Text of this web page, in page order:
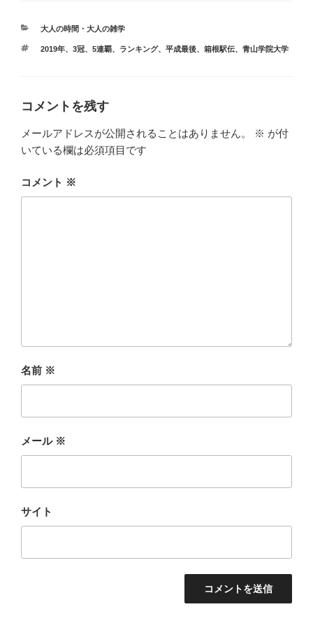
カ
ゴ
大人の時間・大人の雑学
タ
2019年、 3冠、 5連覇、 ランキング、 平成最後、 箱根駅伝、 青山学院大学
コメントを残す
メールアドレスが公開されることはありません。 ※ が付
いている欄は必須項目です
コメント ※
名前 ※
メール ※
サイト